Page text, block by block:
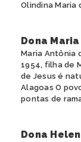
Olindina Maria
Dona Maria
Maria Antônia
1954, filha de
de Jesus é
Alagoas O
pontas de
Dona